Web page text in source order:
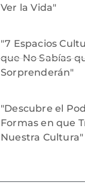
Ver la Vida"
"7 Espacios
que No Sabías
Sorprenderán"
"Descubre el
Formas en que
Nuestra Cultura"